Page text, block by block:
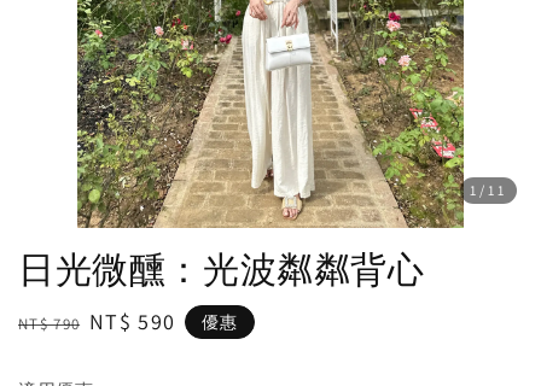
1 /11
日光微醺：光波粼粼背心
Regular
NT$ 790 Sale
NT$ 590 優惠